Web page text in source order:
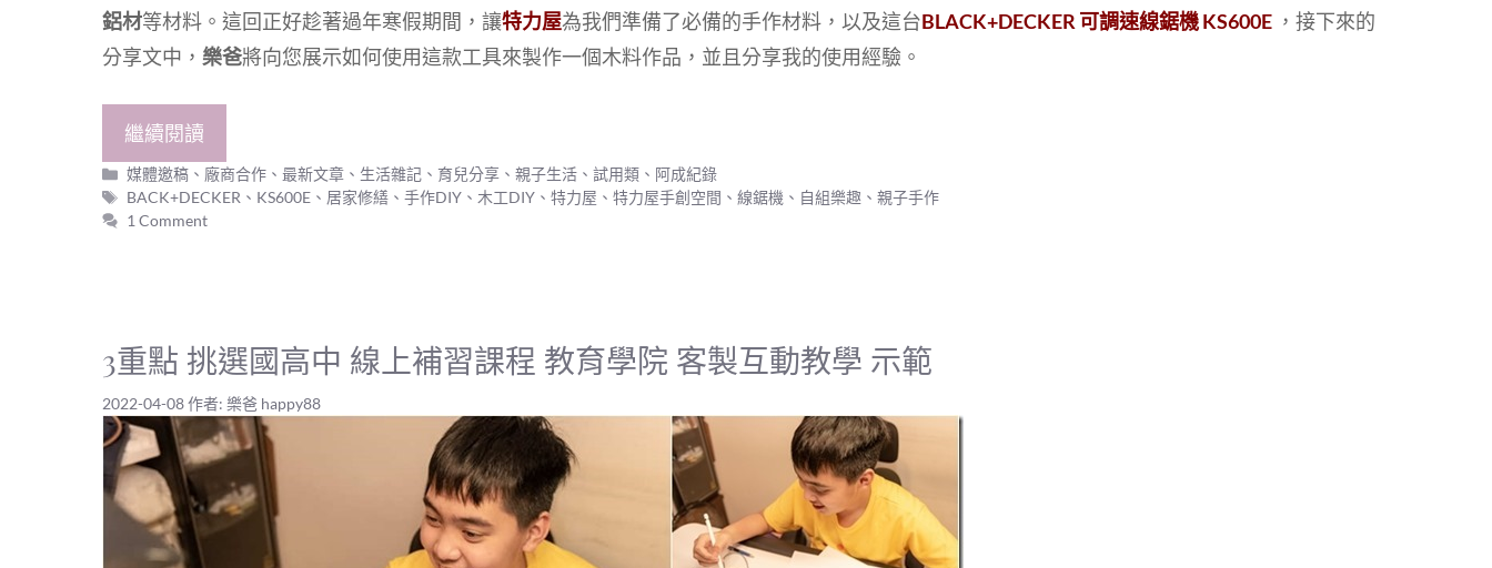
鋁材等材料。這回正好趁著過年寒假期間，讓特力屋為我們準備了必備的手作材料，以及這台BLACK+DECKER 可調速線鋸機 KS600E ，接下來的
分享文中， 樂爸將向您展示如何使用這款工具來製作一個木料作品，並且分享我的使用經驗。
繼續閱讀
分
類
媒體邀稿 、 廠商合作 、最新文章 、 生活雜記 、 育兒分享 、親子生活 、試用類 、 阿成紀錄
標
籤
BACK+DECKER 、 KS600E 、 居家修繕 、手作DIY 、 木工DIY 、特力屋 、特力屋手創空間 、線鋸機 、 自組樂趣 、親子手作
1 Comment
3重點 挑選國高中 線上補習課程 教育學院 客製互動教學 示範
2022-04-08作者: 樂爸 happy88